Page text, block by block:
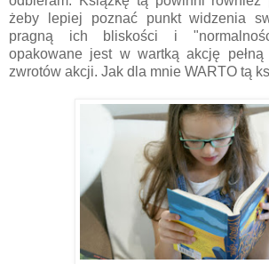
żeby lepiej poznać punkt widzenia
pragną ich bliskości i
opakowane jest w wartką akcję pełną
zwrotów akcji. Jak dla mnie WARTO tą